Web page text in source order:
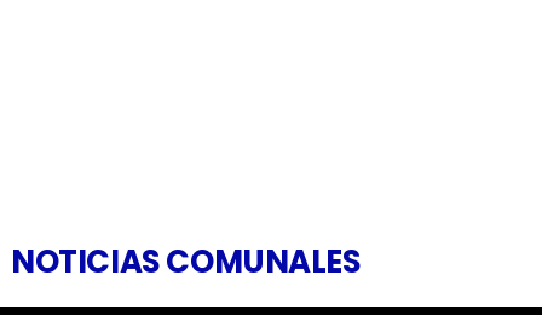
NOTICIAS COMUNALES